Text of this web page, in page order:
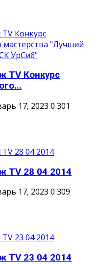
TV Конкурс
17, 2023 0 301
TV 28 04 2014
17, 2023 0 309
TV 23 04 2014